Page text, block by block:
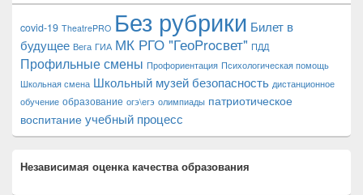
covid-19 TheatrePRO Без рубрики Билет в
будущее Вега ГИА МК РГО "ГеоProсвет" ПДД
Профильные смены Профориентация Психологическая помощь
Школьная смена Школьный музей безопасность дистанционное
обучение образование огэ\егэ олимпиады патриотическое
воспитание учебный процесс
Независимая оценка качества образования